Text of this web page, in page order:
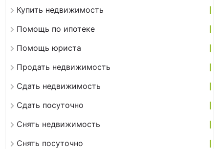
Купить недвижимость
Помощь по ипотеке
Помощь юриста
Продать недвижимость
Сдать недвижимость
Сдать посуточно
Снять недвижимость
Снять посуточно